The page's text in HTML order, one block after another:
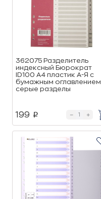
362075 Разделитель
индексный Бюрократ
ID100 A4 пластик А-Я с
бумажным оглавлением
серые разделы
199 p